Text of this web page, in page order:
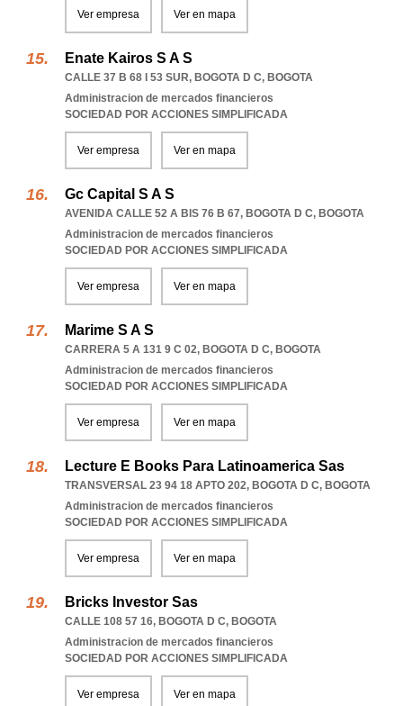
Ver empresa Ver en mapa
Enate Kairos S A S
CALLE 37 B 68 I 53 SUR, BOGOTA D C, BOGOTA
Administracion de mercados financieros
SOCIEDAD POR ACCIONES SIMPLIFICADA
Ver empresa Ver en mapa
Gc Capital S A S
AVENIDA CALLE 52 A BIS 76 B 67, BOGOTA D C, BOGOTA
Administracion de mercados financieros
SOCIEDAD POR ACCIONES SIMPLIFICADA
Ver empresa Ver en mapa
Marime S A S
CARRERA 5 A 131 9 C 02, BOGOTA D C, BOGOTA
Administracion de mercados financieros
SOCIEDAD POR ACCIONES SIMPLIFICADA
Ver empresa Ver en mapa
Lecture E Books Para Latinoamerica Sas
TRANSVERSAL 23 94 18 APTO 202, BOGOTA D C, BOGOTA
Administracion de mercados financieros
SOCIEDAD POR ACCIONES SIMPLIFICADA
Ver empresa Ver en mapa
Bricks Investor Sas
CALLE 108 57 16, BOGOTA D C, BOGOTA
Administracion de mercados financieros
SOCIEDAD POR ACCIONES SIMPLIFICADA
Ver empresa Ver en mapa